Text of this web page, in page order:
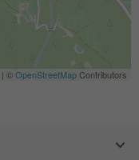
| ©OpenStreetMapContributors